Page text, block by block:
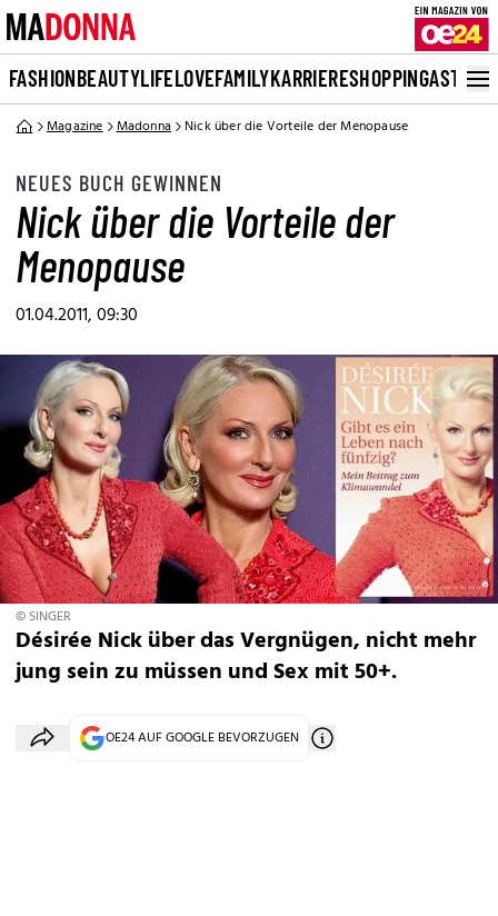
FASHIONBEAUTYLIFELOVEFAMILYKARRIERESHOPPINGASTRO
Magazine Madonna Nick über die Vorteile der Menopause
NEUES BUCH GEWINNEN
Nick über die Vorteile der
Menopause
01.04.2011, 09:30
© SINGER
Désirée Nick über das Vergnügen, nicht mehr
jung sein zu müssen und Sex mit 50+.
OE24 AUF GOOGLE BEVORZUGEN